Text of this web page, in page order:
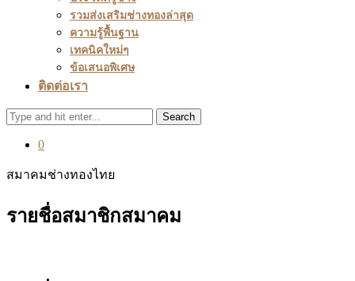
รวมส่งเสริมช่างทองล่าสุด
ความรู้พื้นฐาน
เทคนิคใหม่ๆ
ข้อเสนอพิเศษ
ติดต่อเรา
Search
0
สมาคมช่างทองไทย
รายชื่อสมาชิกสมาคม